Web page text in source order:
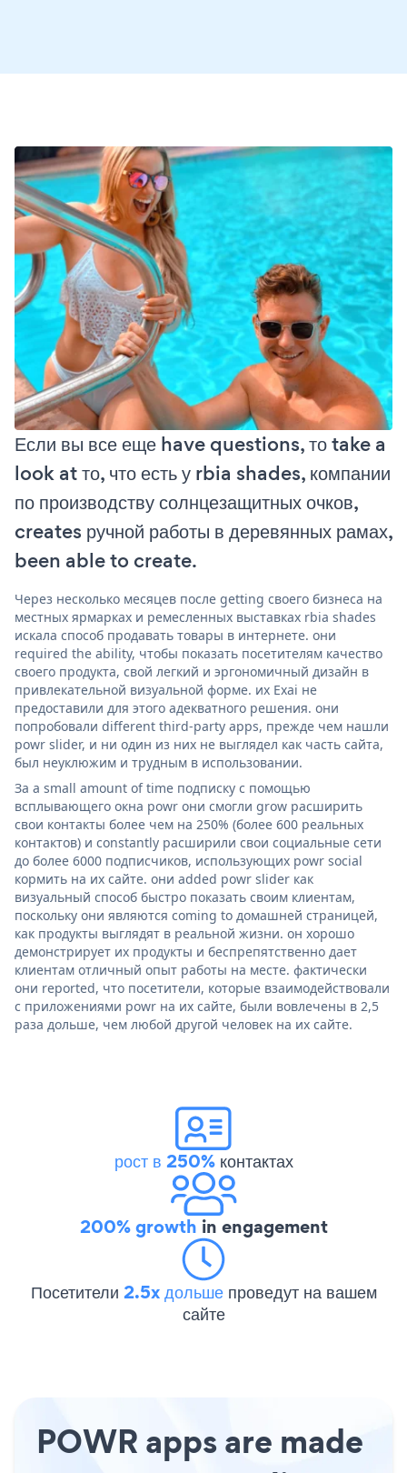
Если вы все еще have questions, то take a
look at то, что есть у rbia shades, компании
по производству солнцезащитных очков,
creates ручной работы в деревянных рамах,
been able to create.
Через несколько месяцев после getting своего бизнеса на
местных ярмарках и ремесленных выставках rbia shades
искала способ продавать товары в интернете. они
required the ability, чтобы показать посетителям качество
своего продукта, свой легкий и эргономичный дизайн в
привлекательной визуальной форме. их Exai не
предоставили для этого адекватного решения. они
попробовали different third-party apps, прежде чем нашли
powr slider, и ни один из них не выглядел как часть сайта,
был неуклюжим и трудным в использовании.
За a small amount of time подписку с помощью
всплывающего окна powr они смогли grow расширить
свои контакты более чем на 250% (более 600 реальных
контактов) и constantly расширили свои социальные сети
до более 6000 подписчиков, использующих powr social
кормить на их сайте. они added powr slider как
визуальный способ быстро показать своим клиентам,
поскольку они являются coming to домашней страницей,
как продукты выглядят в реальной жизни. он хорошо
демонстрирует их продукты и беспрепятственно дает
клиентам отличный опыт работы на месте. фактически
они reported, что посетители, которые взаимодействовали
с приложениями powr на их сайте, были вовлечены в 2,5
раза дольше, чем любой другой человек на их сайте.
рост в 250%контактах
200% growth in engagement
Посетители 2.5x дольше проведут на вашем
сайте
POWR apps are made